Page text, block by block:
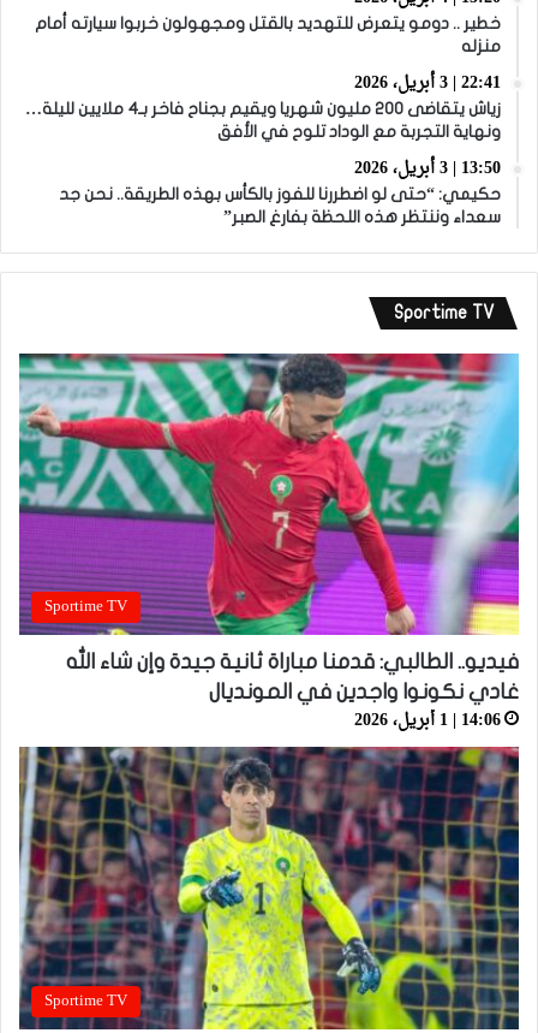
خطير .. دومو يتعرض للتهديد بالقتل ومجهولون خربوا سيارته أمام
منزله
22:41 | 3 أبريل، 2026
زياش يتقاضى 200 مليون شهريا ويقيم بجناح فاخر بـ4 ملايين لليلة…
ونهاية التجربة مع الوداد تلوح في الأفق
13:50 | 3 أبريل، 2026
حكيمي: “حتى لو اضطررنا للفوز بالكأس بهذه الطريقة.. نحن جد
سعداء وننتظر هذه اللحظة بفارغ الصبر”
Sportime TV
Sportime TV
فيديو.. الطالبي: قدمنا مباراة ثانية جيدة وإن شاء الله
غادي نكونوا واجدين في المونديال
14:06 | 1 أبريل، 2026
Sportime TV